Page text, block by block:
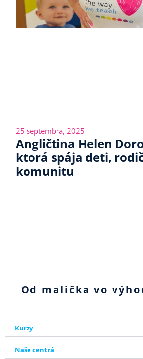
25 septembra, 2025
Angličtina Helen
ktorá spája deti,
komunitu
Od malička vo
Kurzy
Naše centrá